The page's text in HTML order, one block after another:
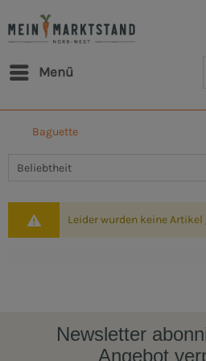
Menü
Baguette
Leider wurden keine Artikel
Newsletter
Angebot